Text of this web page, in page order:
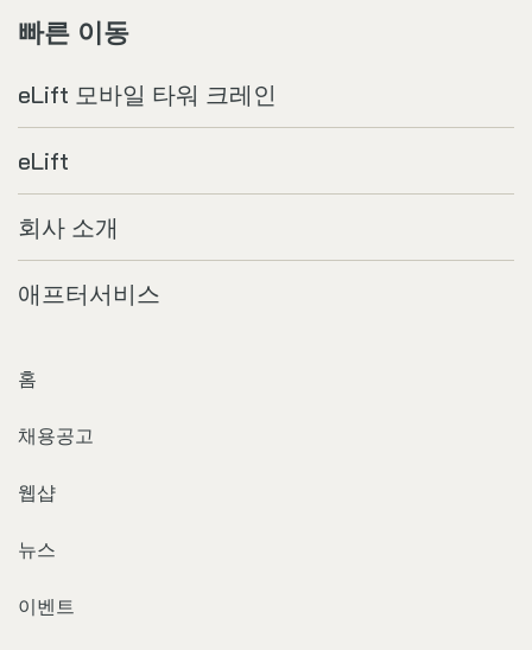
빠른 이동
eLift 모바일 타워 크레인
eLift
회사 소개
애프터서비스
홈
채용공고
웹샵
뉴스
이벤트